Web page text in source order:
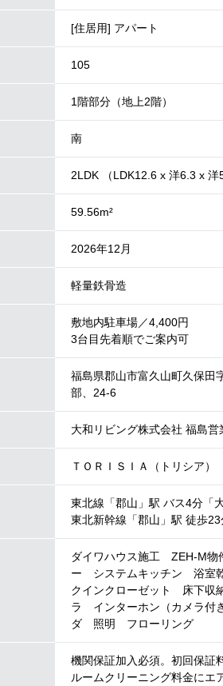
[住居用] アパート
105
1階部分（地上2階）
南
2LDK （LDK12.6 x 洋6.3 x 洋
59.56m²
2026年12月
軽量鉄骨造
敷地内駐車場／4,400円
3台目先着順でご案内可
福島県郡山市富久山町久保田
部、24-6
大和リビング株式会社 福島営
ＴＯＲＩＳＩＡ（トリシア）
東北線「郡山」駅 バス4分「
東北新幹線「郡山」駅 徒歩23
ダイワハウス施工 ZEH-M
ー システムキッチン 浴室
クインクローゼット 床下
ラ インターホン（カメラ
ダ 照明 フローリング
機関保証加入必須。初回保証
ルームクリーニング料金にエ